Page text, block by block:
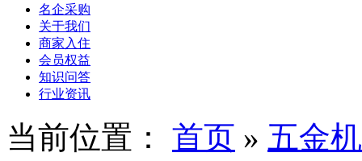
名企采购
关于我们
商家入住
会员权益
知识问答
行业资讯
当前位置： 首页 » 五金